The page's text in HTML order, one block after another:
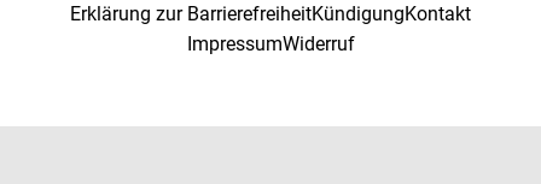
Erklärung zur BarrierefreiheitKündigungKontakt
ImpressumWiderruf